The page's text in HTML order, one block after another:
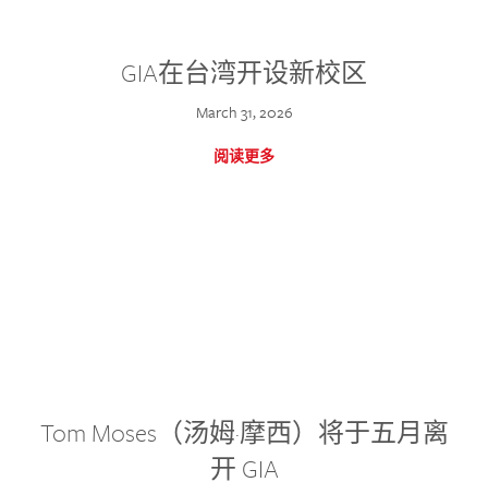
GIA在台湾开设新校区
March 31, 2026
阅读更多
Tom Moses（汤姆·摩西）将于五月离
开 GIA